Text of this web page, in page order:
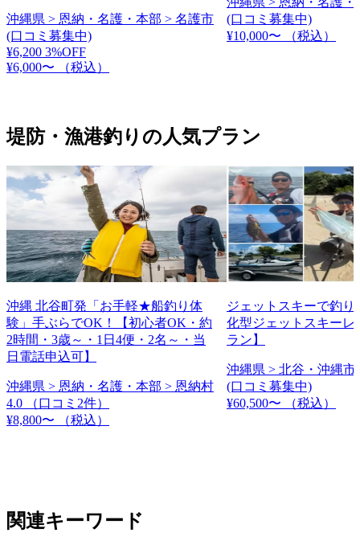
沖縄県 > 恩納・名護・本部 > 名護市
(口コミ募集中)
¥6,200 3%OFF
¥6,000〜
（税込）
(口コミ募集中)
¥10,000〜
（税込）
堤防・漁港釣りの人気プラン
沖縄 北谷町発「お手軽★船釣り体
験」手ぶらでOK！【初心者OK・約
2時間・3歳～・1日4便・2名～・当
日電話申込可】
沖縄県 > 恩納・名護・本部 > 恩納村
4.0
（口コミ2件）
¥8,800〜
（税込）
ジェットスキーで釣り
化型ジェットスキーレ
ラン】
沖縄県 > 北谷・沖縄市
(口コミ募集中)
¥60,500〜
（税込）
関連キーワード